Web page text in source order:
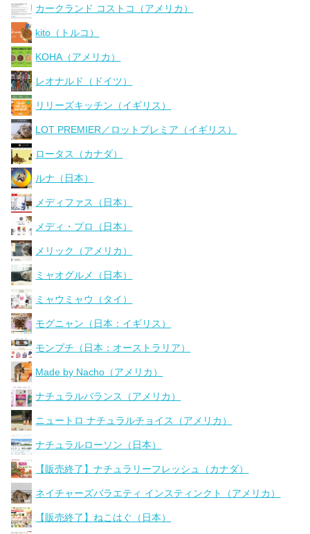
カークランド コストコ（アメリカ）
kito（トルコ）
KOHA（アメリカ）
レオナルド（ドイツ）
リリーズキッチン（イギリス）
LOT PREMIER／ロットプレミア（イギリス）
ロータス（カナダ）
ルナ（日本）
メディファス（日本）
メディ・プロ（日本）
メリック（アメリカ）
ミャオグルメ（日本）
ミャウミャウ（タイ）
モグニャン（日本：イギリス）
モンプチ（日本：オーストラリア）
Made by Nacho（アメリカ）
ナチュラルバランス（アメリカ）
ニュートロ ナチュラルチョイス（アメリカ）
ナチュラルローソン（日本）
【販売終了】ナチュラリーフレッシュ（カナダ）
ネイチャーズバラエティ インスティンクト（アメリカ）
【販売終了】ねこはぐ（日本）